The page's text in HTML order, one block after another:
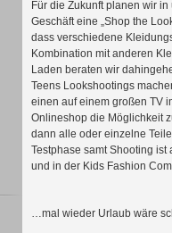
Für die Zukunft planen wir
Geschäft eine „Shop the
dass verschiedene
Kombination mit anderen
Laden beraten wir
Teens Lookshootings
einen auf einem großen TV
Onlineshop die Möglichkeit
dann alle oder einzelne
Testphase samt Shooting
und in der Kids Fashion
…mal wieder Urlaub wäre